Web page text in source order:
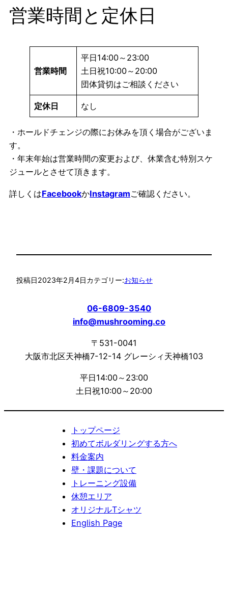
営業時間と定休日
営業時間
平日14:00～23:00
土日祝10:00～20:00
団体貸切はご相談ください
定休日 なし
・ホールドチェンジの際にお休みを頂く場合がございま
す。
・年末年始は営業時間の変更および、休業含む特別スケ
ジュールとさせて頂きます。
詳しくはFacebookかInstagramご確認ください。
投稿日2023年2月4日カテゴリー:お知らせ
06-6809-3540
info@mushrooming.co
〒531-0041
大阪市北区天神橋7-12-14 グレーシィ天神橋103
平日14:00～23:00
土日祝10:00～20:00
トップページ
初めてボルダリングする方へ
料金案内
壁・課題について
トレーニング設備
休憩エリア
オリジナルTシャツ
English Page